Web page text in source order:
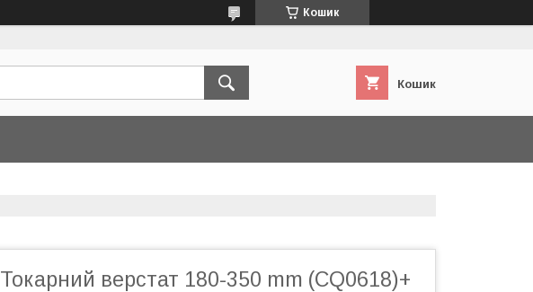
Кошик
Кошик
Токарний верстат 180-350 mm (CQ0618)+